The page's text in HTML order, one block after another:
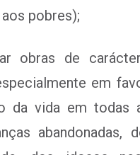
pobres);
obras de
em
da vida em todas
abandonadas,